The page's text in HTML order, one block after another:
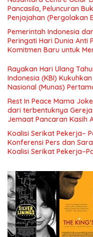
Pancasila, Peluncuran
Penjajahan (Pergolakan
Simposium Nasional
Nasional dan
Menuju Indonesia Emas
Pemerintah Indonesia
Peringati Hari Dunia Anti
Komitmen Baru untuk
Rayakan Hari Ulang
Indonesia (KBI)
Nasional (Munas)
Pengembangan
Indonesia dan
Rest In Peace Mama
dari terbentuknya
Jemaat Pancaran Kasih
Koalisi Serikat Pekerja–
Konferensi Pers dan
Koalisi Serikat